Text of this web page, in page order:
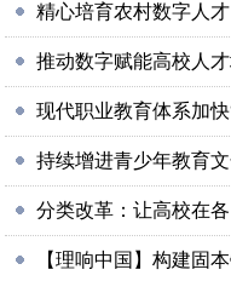
精心培育农村数字人才
推动数字赋能高校人
现代职业教育体系加快
持续增进青少年教育
分类改革：让高校在
【理响中国】构建固